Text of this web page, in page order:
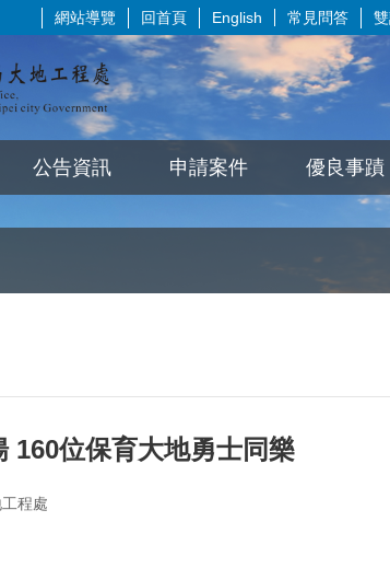
網站導覽 回首頁 English 常見問答
公告資訊 申請案件 優良事蹟
160位保育大地勇士同樂
程處